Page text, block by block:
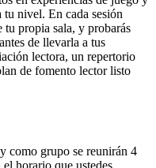
nivel. En cada sesión
tu propia sala, y probarás
de llevarla a tus
lectora, un repertorio
de fomento lector listo
como grupo se reunirán 4